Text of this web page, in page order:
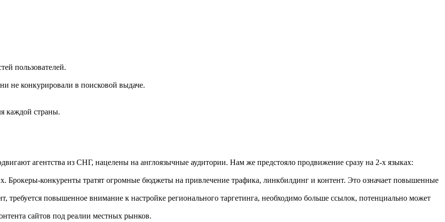
пользователей.
не конкурировали в поисковой выдаче.
каждой страны.
агентства из СНГ, нацелены на англоязычные аудитории. Нам же предстояло продвижение сразу на 2-х языках:
конкуренты тратят огромные бюджеты на привлечение трафика, линкбилдинг и контент. Это означает повышенные
требуется повышенное внимание к настройке регионального таргетинга, необходимо больше ссылок, потенциально может
сайтов под реалии местных рынков.